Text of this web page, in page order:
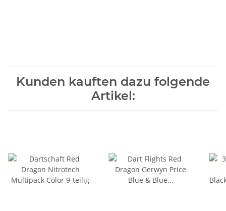
Kunden kauften dazu folgende
Artikel: